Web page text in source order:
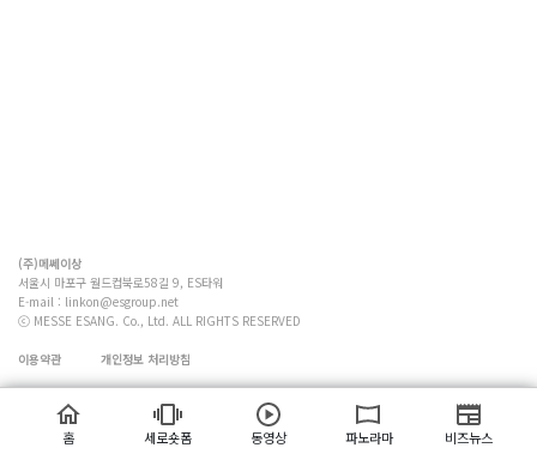
(주)메쎄이상
서울시 마포구 월드컵북로58길 9, ES타워
E-mail : linkon@esgroup.net
ⓒ MESSE ESANG. Co., Ltd. ALL RIGHTS RESERVED
이용약관 개인정보 처리방침
홈 세로숏폼 동영상 파노라마 비즈뉴스